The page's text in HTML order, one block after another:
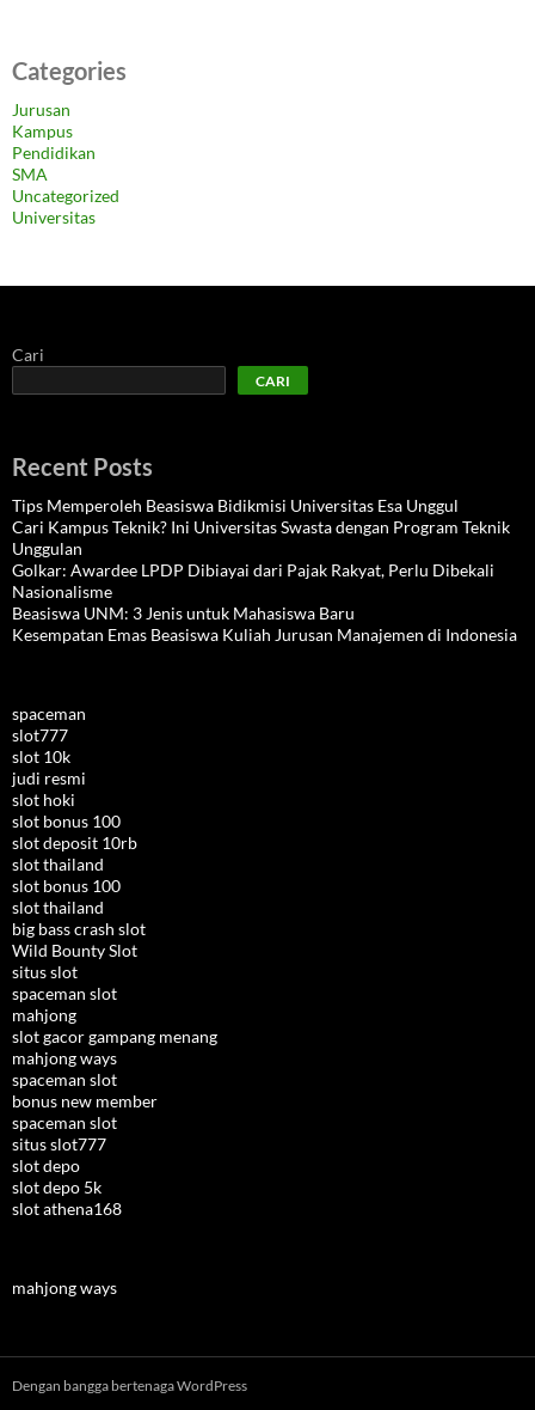
Categories
Jurusan
Kampus
Pendidikan
SMA
Uncategorized
Universitas
Cari
CARI
Recent Posts
Tips Memperoleh Beasiswa Bidikmisi Universitas Esa Unggul
Cari Kampus Teknik? Ini Universitas Swasta dengan Program Teknik
Unggulan
Golkar: Awardee LPDP Dibiayai dari Pajak Rakyat, Perlu Dibekali
Nasionalisme
Beasiswa UNM: 3 Jenis untuk Mahasiswa Baru
Kesempatan Emas Beasiswa Kuliah Jurusan Manajemen di Indonesia
spaceman
slot777
slot 10k
judi resmi
slot hoki
slot bonus 100
slot deposit 10rb
slot thailand
slot bonus 100
slot thailand
big bass crash slot
Wild Bounty Slot
situs slot
spaceman slot
mahjong
slot gacor gampang menang
mahjong ways
spaceman slot
bonus new member
spaceman slot
situs slot777
slot depo
slot depo 5k
slot athena168
mahjong ways
Dengan bangga bertenaga WordPress